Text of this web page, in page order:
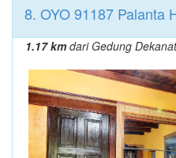
8. OYO 91187 Palanta
1.17 kmdari Gedung